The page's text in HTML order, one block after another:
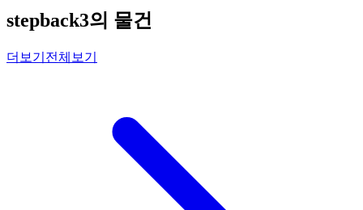
stepback3의 물건
더보기 전체보기